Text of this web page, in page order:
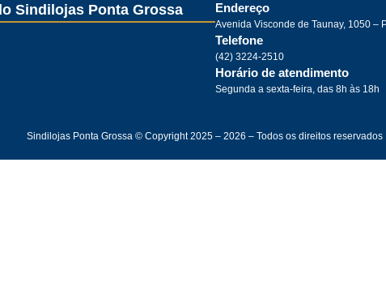
Sindilojas Ponta Grossa Endereço
Avenida Visconde de Taunay, 1050 –
Telefone
(42) 3224-2510
Horário de atendimento
Segunda a sexta-feira, das 8h às 18h
Sindilojas Ponta Grossa © Copyright 2025 – 2026 – Todos os direitos reservados